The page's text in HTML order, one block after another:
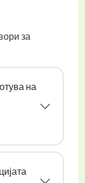
за
на